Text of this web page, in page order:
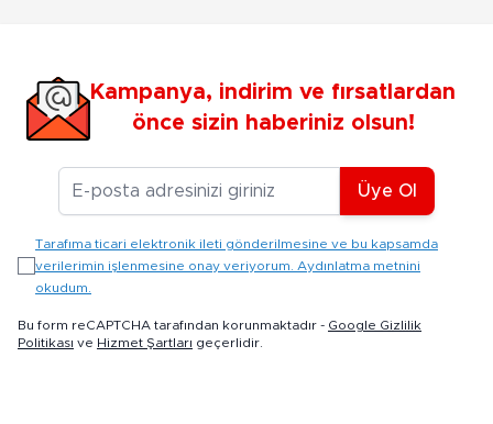
Kampanya, indirim ve fırsatlardan
önce sizin haberiniz olsun!
E-posta Adresiniz
Üye Ol
Tarafıma ticari elektronik ileti gönderilmesine ve bu kapsamda
verilerimin işlenmesine onay veriyorum. Aydınlatma metnini
okudum.
Bu form reCAPTCHA tarafından korunmaktadır - Google Gizlilik
Politikası ve Hizmet Şartları geçerlidir.